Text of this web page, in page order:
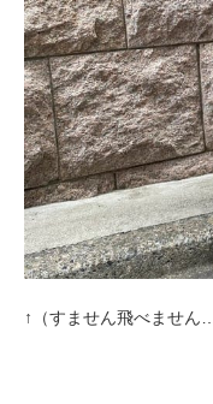
↑（すません飛べません